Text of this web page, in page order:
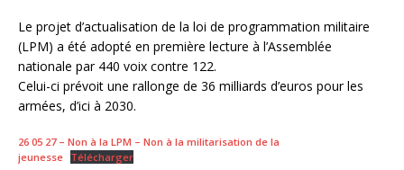
Le projet d’actualisation de la loi de programmation militaire
(LPM) a été adopté en première lecture à l’Assemblée
nationale par 440 voix contre 122.
Celui-ci prévoit une rallonge de 36 milliards d’euros pour les
armées, d’ici à 2030.
26 05 27 – Non à la LPM – Non à la militarisation de la
jeunesse Télécharger